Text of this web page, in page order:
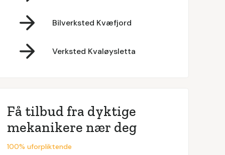
Bilverksted Kvæfjord
Verksted Kvaløysletta
Få tilbud fra dyktige
mekanikere nær deg
100% uforpliktende